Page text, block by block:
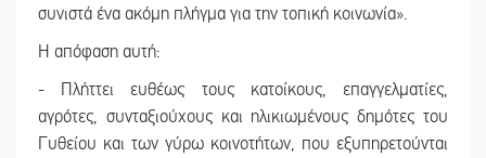
συνιστά ένα ακόμη πλήγμα για την τοπική κοινωνία».
Η απόφαση αυτή:
- Πλήττει ευθέως τους κατοίκους, επαγγελματίες,
αγρότες, συνταξιούχους και ηλικιωμένους δημότες του
Γυθείου και των γύρω κοινοτήτων, που εξυπηρετούνται